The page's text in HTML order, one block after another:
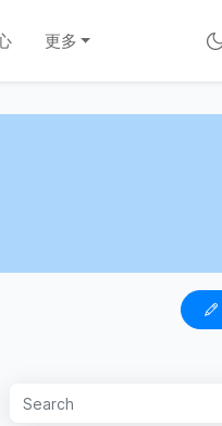
更多